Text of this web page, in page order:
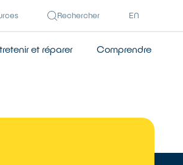
Rechercher EN
et réparer Comprendre